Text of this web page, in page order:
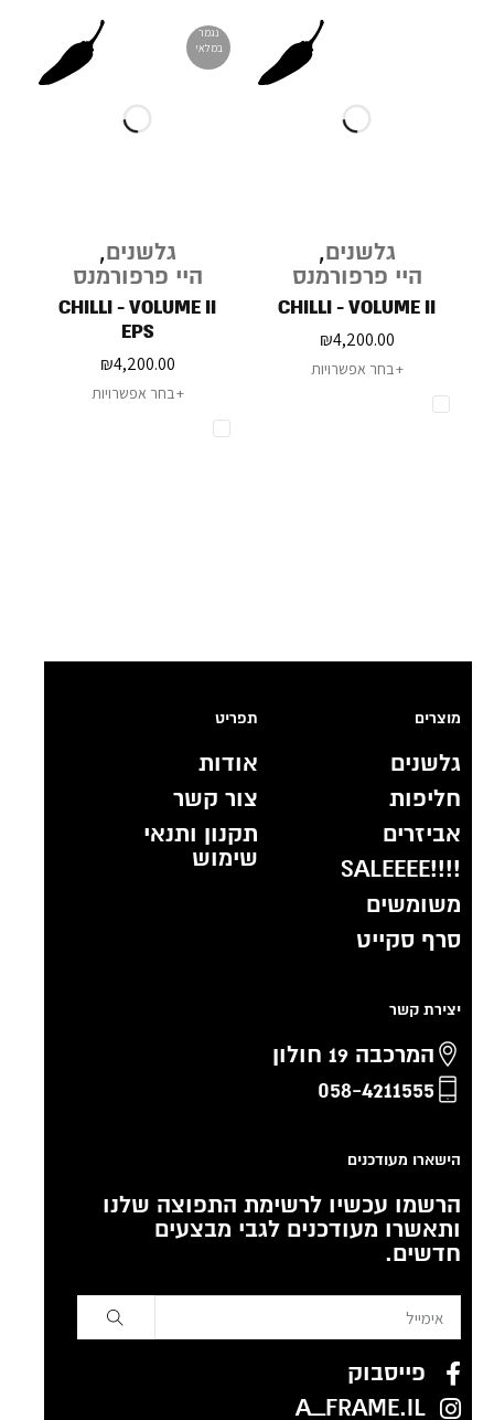
גלשנים,
היי פרפורמנס
CHILLI - VOLUME II
₪4,200.00
בחר אפשרויות
נגמר
במלאי
גלשנים,
היי פרפורמנס
CHILLI - VOLUME II
EPS
₪4,200.00
בחר אפשרויות
מוצרים
גלשנים
חליפות
אביזרים
!!!!SALEEEE
משומשים
סרף סקייט
תפריט
אודות
צור קשר
תקנון ותנאי
שימוש
יצירת קשר
המרכבה 19 חולון
058-4211555
הישארו מעודכנים
הרשמו עכשיו לרשימת התפוצה שלנו
ותאשרו מעודכנים לגבי מבצעים
חדשים.
פייסבוק
A_FRAME.IL